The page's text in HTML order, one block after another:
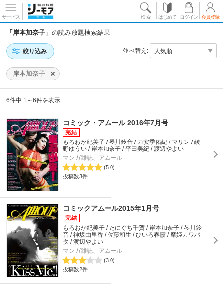
サービス 検索 はじめて ログイン 会員登録
「岸本加奈子」の読み放題検索結果
絞り込み 並べ替え:
岸本加奈子
6件中 1～6件を表示
コミック・アムール 2016年7月号
もろおか紀美子 / 琴川鈴音 / 力安季佑紀 / マリン / 綾
野ゆうい / 岸本加奈子 / 平田美紀 / 渡辺やよい
マンガ雑誌、アムール
(5.0)
投稿数3件
コミックアムール2015年1月号
もろおか紀美子 / たにぐち千賀 / 岸本加奈子 / 琴川鈴
音 / 神坂由里香 / 佐藤和生 / ひいろ春霞 / 摩姫カワバ
タ / 渡辺やよい
マンガ雑誌、アムール
(3.0)
投稿数2件